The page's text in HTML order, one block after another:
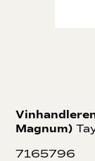
Magnum)
7165796